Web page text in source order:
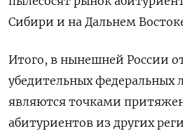
Сибири и на Дальнем
Итого, в нынешней России
убедительных федеральных
являются точками
абитуриентов из других